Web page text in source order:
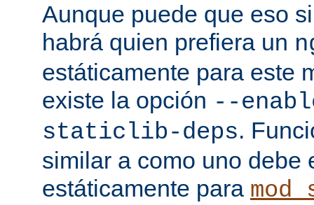
Aunque puede que eso
habrá quien prefiera un
estáticamente para este
existe la opción --
staticlib-deps.
similar a como uno debe
estáticamente para